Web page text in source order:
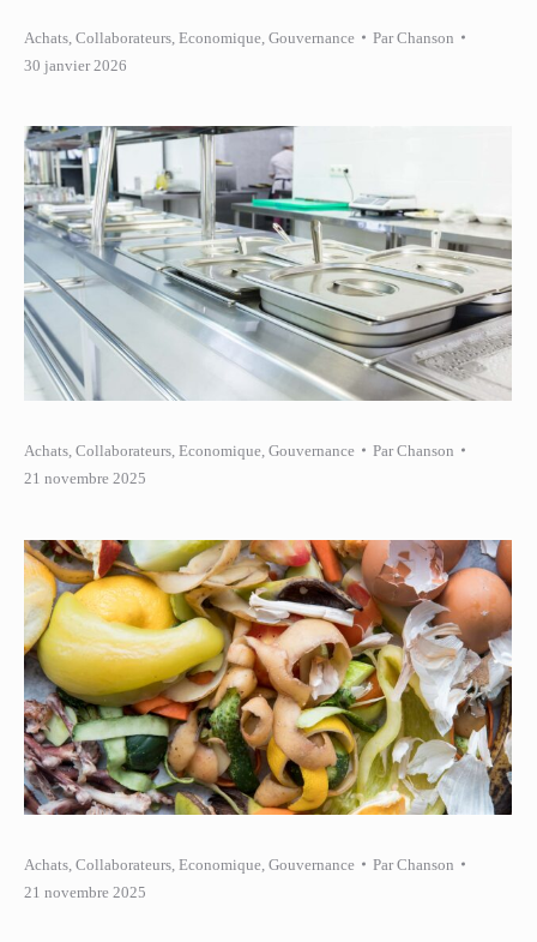
Achats Collaborateurs Economique Gouvernance ParChanson
30 janvier 2026
Achats Collaborateurs Economique Gouvernance ParChanson
21 novembre 2025
Achats Collaborateurs Economique Gouvernance ParChanson
21 novembre 2025